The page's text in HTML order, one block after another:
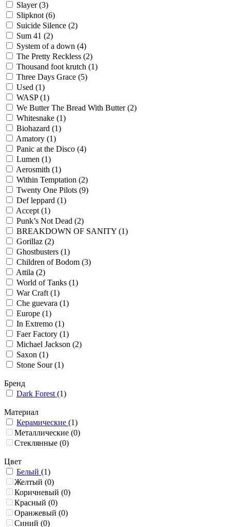
Slayer(3)
Slipknot(6)
Suicide Silence (2)
Sum 41 (2)
System of a down (4)
The Pretty Reckless (2)
Thousand foot krutch (1)
Three Days Grace (5)
Used (1)
WASP(1)
We Butter The Bread With Butter(2)
Whitesnake (1)
Biohazard (1)
Amatory (1)
Panic at the Disco (4)
Lumen (1)
Aerosmith (1)
Within Temptation (2)
Twenty One Pilots (9)
Def leppard (1)
Accept(1)
Punk’s Not Dead (2)
BREAKDOWN OF SANITY (1)
Gorillaz (2)
Ghostbusters (1)
Children of Bodom (3)
Attila (2)
World of Tanks (1)
War Craft(1)
Che guevara (1)
Europe (1)
In Extremo (1)
Faer Factory (1)
Michael Jackson (2)
Saxon (1)
Stone Sour(1)
Бренд
Dark Forest(1)
Материал
Керамические (1)
Металлические (0)
Стеклянные (0)
Цвет
Белый (1)
Желтый (0)
Коричневый (0)
Красный (0)
Оранжевый (0)
Синий (0)